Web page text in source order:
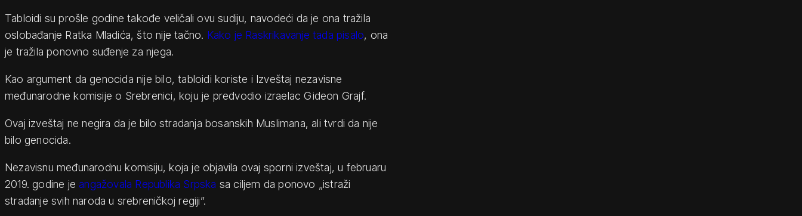
Tabloidi su prošle godine takođe veličali ovu sudiju, navodeći da je ona tražila
oslobađanje Ratka Mladića, što nije tačno. Kako je Raskrikavanje tada pisalo, ona
je tražila ponovno suđenje za njega.
Kao argument da genocida nije bilo, tabloidi koriste i Izveštaj nezavisne
međunarodne komisije o Srebrenici, koju je predvodio izraelac Gideon Grajf.
Ovaj izveštaj ne negira da je bilo stradanja bosanskih Muslimana, ali tvrdi da nije
bilo genocida.
Nezavisnu međunarodnu komisiju, koja je objavila ovaj sporni izveštaj, u februaru
2019. godine je angažovala Republika Srpska sa ciljem da ponovo „istraži
stradanje svih naroda u srebreničkoj regiji”.